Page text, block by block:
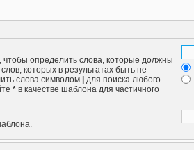
чтобы определить слова, которые должны
которых в результатах быть не
слова символом
для поиска любого
*в качестве шаблона для частичного